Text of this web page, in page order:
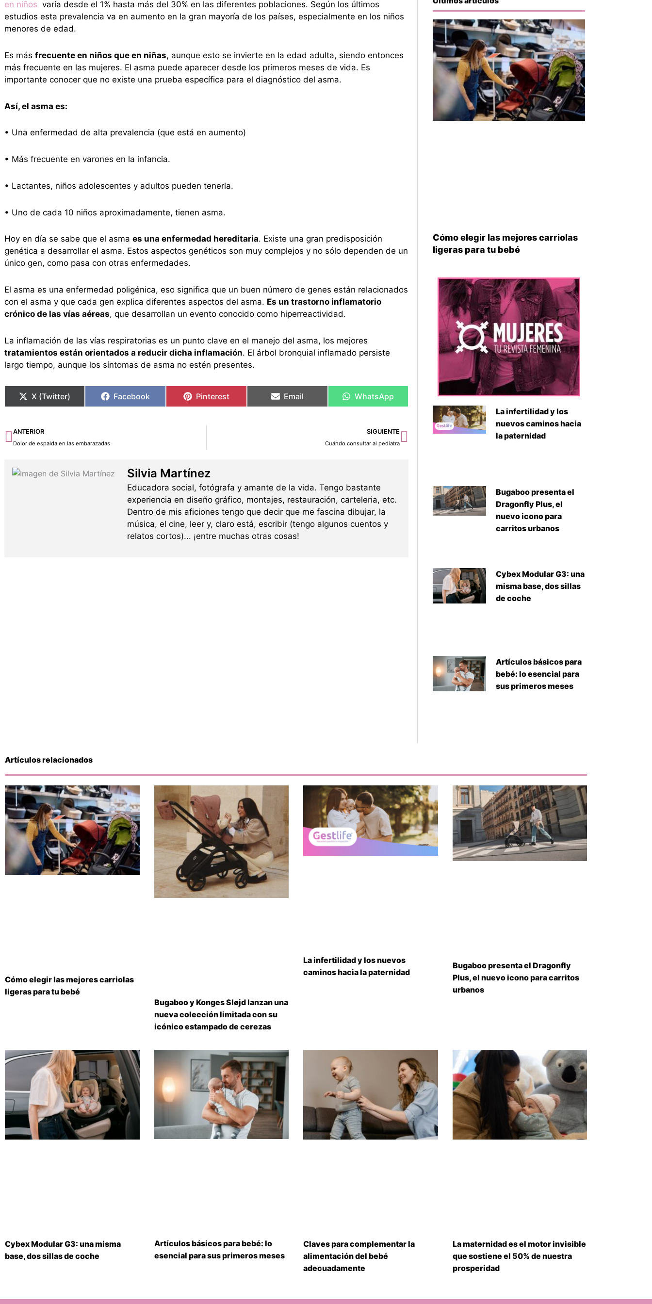
en niños varía desde el 1% hasta más del 30% en las diferentes poblaciones. Según los últimos
estudios esta prevalencia va en aumento en la gran mayoría de los países, especialmente en los niños
menores de edad.
Es más frecuente en niños que en niñas, aunque esto se invierte en la edad adulta, siendo entonces
más frecuente en las mujeres. El asma puede aparecer desde los primeros meses de vida. Es
importante conocer que no existe una prueba específica para el diagnóstico del asma.
Así, el asma es:
• Una enfermedad de alta prevalencia (que está en aumento)
• Más frecuente en varones en la infancia.
• Lactantes, niños adolescentes y adultos pueden tenerla.
• Uno de cada 10 niños aproximadamente, tienen asma.
Hoy en día se sabe que el asma es una enfermedad hereditaria. Existe una gran predisposición
genética a desarrollar el asma. Estos aspectos genéticos son muy complejos y no sólo dependen de un
único gen, como pasa con otras enfermedades.
El asma es una enfermedad poligénica, eso significa que un buen número de genes están relacionados
con el asma y que cada gen explica diferentes aspectos del asma. Es un trastorno inflamatorio
crónico de las vías aéreas, que desarrollan un evento conocido como hiperreactividad.
La inflamación de las vías respiratorias es un punto clave en el manejo del asma, los mejores
tratamientos están orientados a reducir dicha inflamación. El árbol bronquial inflamado persiste
largo tiempo, aunque los síntomas de asma no estén presentes.
X (Twitter) Facebook Pinterest Email WhatsApp
Ant
ANTERIOR
Dolor de espalda en las embarazadas
SIGUIENTE
Cuándo consultar al pediatra
Siguiente
Silvia Martínez
Educadora social, fotógrafa y amante de la vida. Tengo bastante
experiencia en diseño gráfico, montajes, restauración, carteleria, etc.
Dentro de mis aficiones tengo que decir que me fascina dibujar, la
música, el cine, leer y, claro está, escribir (tengo algunos cuentos y
relatos cortos)... ¡entre muchas otras cosas!
Cómo elegir las mejores carriolas
ligeras para tu bebé
La infertilidad y los
nuevos caminos hacia
la paternidad
Bugaboo presenta el
Dragonfly Plus, el
nuevo icono para
carritos urbanos
Cybex Modular G3: una
misma base, dos sillas
de coche
Artículos básicos para
bebé: lo esencial para
sus primeros meses
Artículos relacionados
Cómo elegir las mejores carriolas
ligeras para tu bebé
Bugaboo y Konges Sløjd lanzan una
nueva colección limitada con su
icónico estampado de cerezas
La infertilidad y los nuevos
caminos hacia la paternidad
Bugaboo presenta el Dragonfly
Plus, el nuevo icono para carritos
urbanos
Cybex Modular G3: una misma
base, dos sillas de coche
Artículos básicos para bebé: lo
esencial para sus primeros meses
Claves para complementar la
alimentación del bebé
adecuadamente
La maternidad es el motor invisible
que sostiene el 50% de nuestra
prosperidad